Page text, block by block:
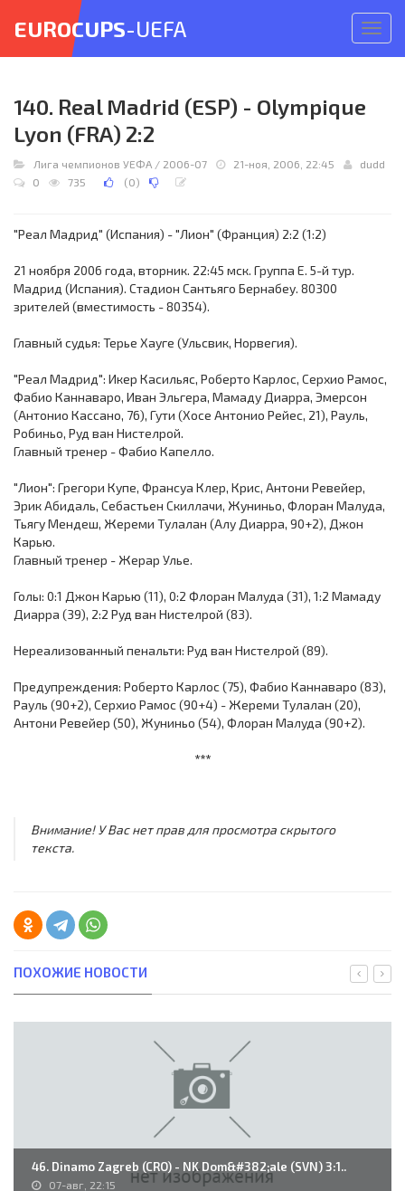
меню
EUROCUPS-UEFA
140. Real Madrid (ESP) - Olympique
Lyon (FRA) 2:2
Лига чемпионов УЕФА / 2006-07 21-ноя, 2006, 22:45
dudd
0
735 (0)
"Реал Мадрид" (Испания) - "Лион" (Франция) 2:2 (1:2)
21 ноября 2006 года, вторник. 22:45 мск. Группа E. 5-й тур.
Мадрид (Испания). Стадион Сантьяго Бернабеу. 80300
зрителей (вместимость - 80354).
Главный судья: Терье Хауге (Ульсвик, Норвегия).
"Реал Мадрид": Икер Касильяс, Роберто Карлос, Серхио Рамос,
Фабио Каннаваро, Иван Эльгера, Мамаду Диарра, Эмерсон
(Антонио Кассано, 76), Гути (Хосе Антонио Рейес, 21), Рауль,
Робиньо, Руд ван Нистелрой.
Главный тренер - Фабио Капелло.
"Лион": Грегори Купе, Франсуа Клер, Крис, Антони Ревейер,
Эрик Абидаль, Себастьен Скиллачи, Жуниньо, Флоран Малуда,
Тьягу Мендеш, Жереми Тулалан (Алу Диарра, 90+2), Джон
Карью.
Главный тренер - Жерар Улье.
Голы: 0:1 Джон Карью (11), 0:2 Флоран Малуда (31), 1:2 Мамаду
Диарра (39), 2:2 Руд ван Нистелрой (83).
Нереализованный пенальти: Руд ван Нистелрой (89).
Предупреждения: Роберто Карлос (75), Фабио Каннаваро (83),
Рауль (90+2), Серхио Рамос (90+4) - Жереми Тулалан (20),
Антони Ревейер (50), Жуниньо (54), Флоран Малуда (90+2).
***
Внимание! У Вас нет прав для просмотра скрытого
текста.
ПОХОЖИЕ НОВОСТИ
46. Dinamo Zagreb (CRO) - NK Dom&#382;ale (SVN) 3:1..
07-авг, 22:15